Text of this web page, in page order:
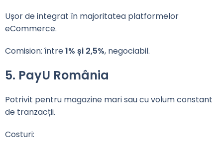
Ușor de integrat în majoritatea platformelor
eCommerce.
Comision: între1% și 2,5%, negociabil.
5. PayU România
Potrivit pentru magazine mari sau cu volum constant
de tranzacții.
Costuri: